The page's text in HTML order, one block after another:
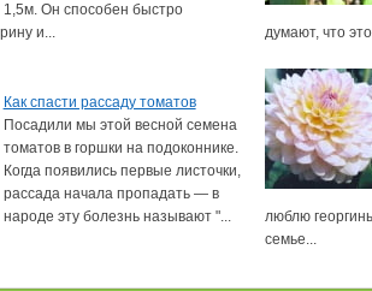
1,5м. Он способен быстро
и...
думают, что
Как спасти рассаду томатов
Посадили мы этой весной семена
томатов в горшки на подоконнике.
Когда появились первые листочки,
рассада начала пропадать — в
народе эту болезнь называют "...
люблю
семье...